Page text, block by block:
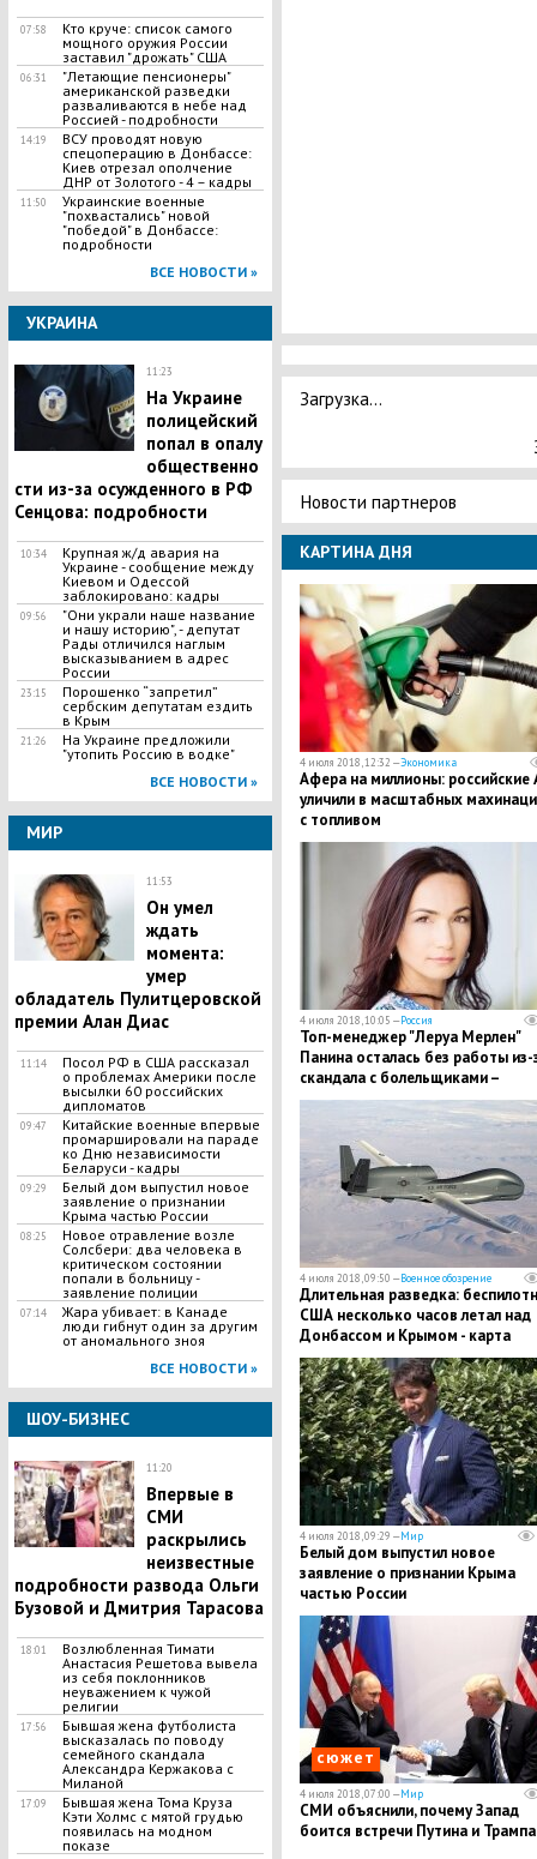
07:58
Кто круче: список самого
мощного оружия России
заставил "дрожать" США
06:31
​"Летающие пенсионеры"
американской разведки
разваливаются в небе над
Россией - подробности
14:19
ВСУ проводят новую
спецоперацию в Донбассе:
Киев отрезал ополчение
ДНР от Золотого - 4 – кадры
11:50
Украинские военные
"похвастались" новой
"победой" в Донбассе:
подробности
ВСЕ НОВОСТИ »
УКРАИНА
11:23
На Украине
полицейский
попал в опалу
общественно
сти из-за осужденного в РФ
Сенцова: подробности
10:34
​Крупная ж/д авария на
Украине - сообщение между
Киевом и Одессой
заблокировано: кадры
09:56
"Они украли наше название
и нашу историю", - депутат
Рады отличился наглым
высказыванием в адрес
России
23:15
Порошенко “запретил”
сербским депутатам ездить
в Крым
21:26
На Украине предложили
"утопить Россию в водке"
ВСЕ НОВОСТИ »
МИР
11:53
Он умел
ждать
момента:
умер
обладатель Пулитцеровской
премии Алан Диас
11:14
Посол РФ в США рассказал
о проблемах Америки после
высылки 60 российских
дипломатов
09:47
Китайские военные впервые
промаршировали на параде
ко Дню независимости
Беларуси - кадры
09:29
Белый дом выпустил новое
заявление о признании
Крыма частью России
08:25
Новое отравление возле
Солсбери: два человека в
критическом состоянии
попали в больницу -
заявление полиции
07:14
Жара убивает: в Канаде
люди гибнут один за другим
от аномального зноя
ВСЕ НОВОСТИ »
ШОУ-БИЗНЕС
11:20
Впервые в
СМИ
раскрылись
неизвестные
подробности развода Ольги
Бузовой и Дмитрия Тарасова
18:01
Возлюбленная Тимати
Анастасия Решетова вывела
из себя поклонников
неуважением к чужой
религии
17:56
Бывшая жена футболиста
высказалась по поводу
семейного скандала
Александра Кержакова с
Миланой
17:09
Бывшая жена Тома Круза
Кэти Холмс с мятой грудью
появилась на модном
показе
Загрузка...
Новости партнеров
КАРТИНА ДНЯ
4 июля 2018, 12:32 —Экономика
Афера на миллионы: российские
уличили в масштабных
с топливом
4 июля 2018, 10:05 —Россия
Топ-менеджер "Леруа Мерлен"
Панина осталась без работы из-
скандала с болельщиками –
заявление
4 июля 2018, 09:50 —Военное обозрение
Длительная разведка:
США несколько часов летал над
Донбассом и Крымом - карта
4 июля 2018, 09:29 —Мир
Белый дом выпустил новое
заявление о признании Крыма
частью России
сюжет
4 июля 2018, 07:00 —Мир
СМИ объяснили, почему Запад
боится встречи Путина и Трампа